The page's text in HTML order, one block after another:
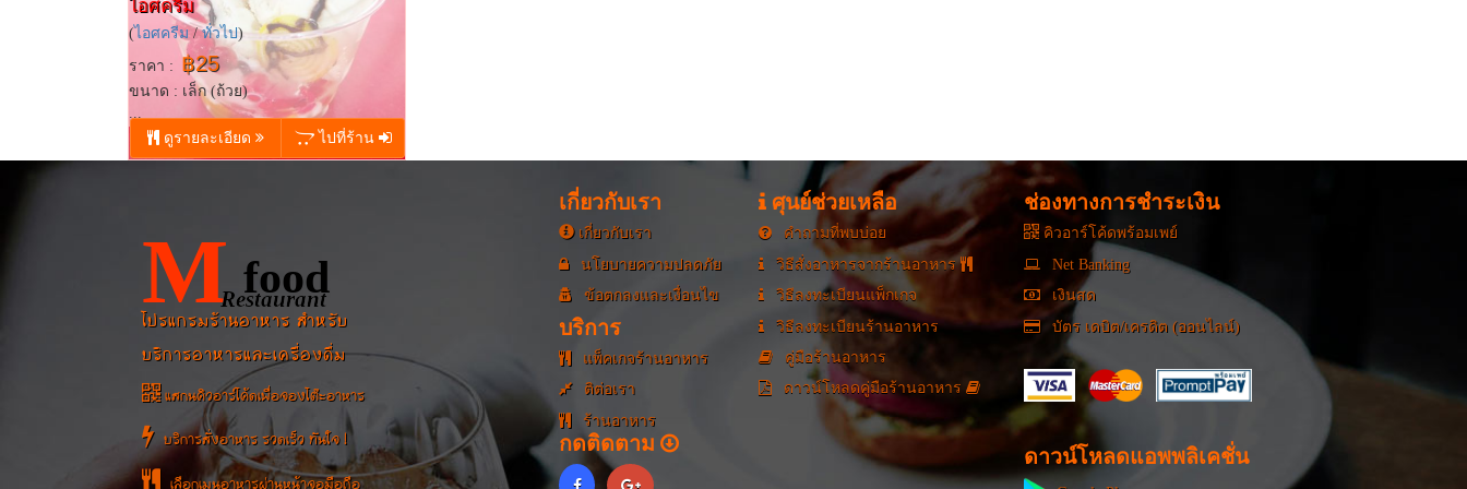
ไอศครีม​
(ไอศครีม /ทั่วไป)
ราคา : ฿25
ขนาด : เล็ก (ถ้วย)
...
ดูรายละเอียด
ไปที่ร้าน
M food
Restaurant
โปรแกรมร้านอาหาร สำหรับ
บริการอาหารและเครื่องดื่ม
แสกนคิวอาร์โค้ดเพื่อจองโต๊ะอาหาร
บริการสั่งอาหาร รวดเร็ว ทันใจ !
เกี่ยวกับเรา
เกี่ยวกับเรา
นโยบายความปลดภัย
ข้อตกลงและเงื่อนไข
บริการ
แพ็คเกจร้านอาหาร
ติต่อเรา
ร้านอาหาร
กดติดตาม
ศุนย์ช่วยเหลือ
คำถามที่พบบ่อย
วิธีสั่งอาหารจากร้านอาหาร
วิธีลงทะเบียนแพ็กเกจ
วิธีลงทะเบียนร้านอาหาร
คู่มือร้านอาหาร
ดาวน์โหลดคู่มือร้านอาหาร
ช่องทางการชำระเงิน
คิวอาร์โค้ดพร้อมเพย์
Net Banking
เงินสด
บัตร เดบิต/เครดิต (ออนไลน์)
ดาวน์โหลดแอพพลิเคชั่น